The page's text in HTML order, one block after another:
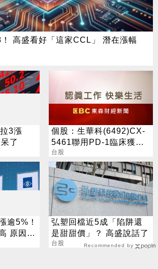
高盛看好「這家CCL」 潛在漲幅
3漲
了
個股：生華科(6492)CX-
5461聯用PD-1臨床獲台
美核准，首度跨入免疫組
合療法
台股
逾5%！
原因找
弘塑回檔近5成「陷阱還
是甜甜價」？ 高盛說話了
台股 Recommended by